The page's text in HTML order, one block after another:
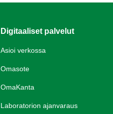
Digitaaliset palvelut
Asioi verkossa
Omasote
OmaKanta
Laboratorion ajanvaraus